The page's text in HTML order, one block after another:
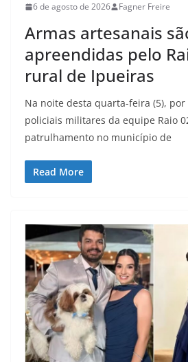
6 de agosto de 2026 Fagner Freire
Armas artesanais
apreendidas pelo
rural de Ipueiras
Na noite desta quarta-feira (5), por
policiais militares da equipe Raio
patrulhamento no município de
Read More